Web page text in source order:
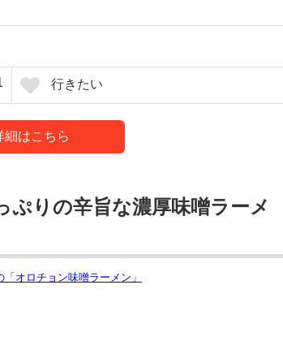
行きたい
細はこちら
ぷりの辛旨な濃厚味噌ラーメ